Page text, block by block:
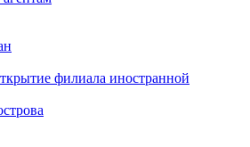
филиала иностранной